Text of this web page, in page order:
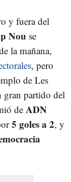
y fuera del
Nou se
la mañana,
, pero
de Les
gran partido del
de ADN
5 goles a 2, y